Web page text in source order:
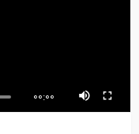
00:00